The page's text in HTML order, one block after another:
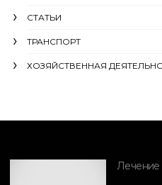
СТАТЬИ
ТРАНСПОРТ
ХОЗЯЙСТВЕННАЯ
Лечение